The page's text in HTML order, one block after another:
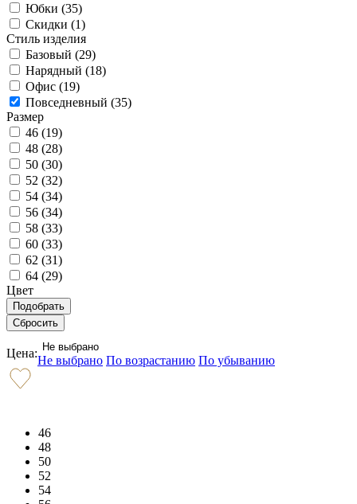
Юбки (35)
Скидки (1)
Стиль изделия
Базовый (29)
Нарядный (18)
Офис (19)
Повседневный (35)
Размер
46 (19)
48 (28)
50 (30)
52 (32)
54 (34)
56 (34)
58 (33)
60 (33)
62 (31)
64 (29)
Цвет
Цена: Не выбрано
Не выбрано По возрастанию По убыванию
46
48
50
52
54